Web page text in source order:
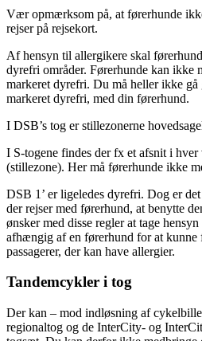
Vær opmærksom på, at førerhunde
rejser på rejsekort.
Af hensyn til allergikere skal
dyrefri områder. Førerhunde kan ikke
markeret dyrefri. Du må heller ikke gå
markeret dyrefri, med din førerhund.
I DSB’s tog er stillezonerne
I S-togene findes der fx et afsnit i
(stillezone). Her må førerhunde ikke
DSB 1’ er ligeledes dyrefri. Dog er
der rejser med førerhund, at benytte
ønsker med disse regler at tage
afhængig af en førerhund for at kunne
passagerer, der kan have allergier.
Tandemcykler i tog
Der kan – mod indløsning af
regionaltog og de InterCity- og